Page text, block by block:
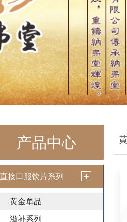
产品中心
直接口服饮片系列
黄金单品
滋补系列